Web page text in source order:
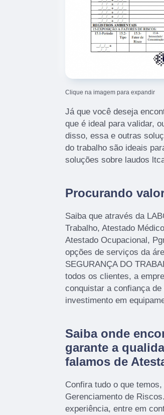
Clique na imagem para expandir
Já que você deseja
que é ideal para validar,
disso, essa e outras
do trabalho são ideais
soluções sobre laudos
Procurando
Saiba que através da
Trabalho, Atestado
Atestado Ocupacional,
opções de serviços da
SEGURANÇA DO
todos os clientes, a
conquistar a confiança
investimento em
Saiba onde
garante a
falamos de
Confira tudo o que
Gerenciamento de
experiência, entre em